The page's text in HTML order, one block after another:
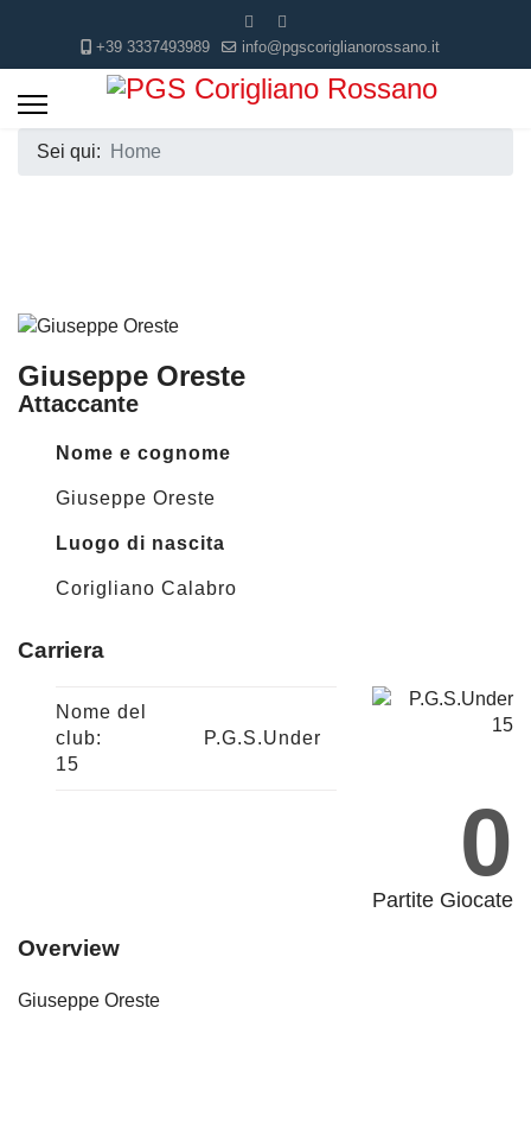
+39 3337493989 info@pgscoriglianorossano.it
Sei qui: Home
Giuseppe Oreste
Attaccante
Nome e cognome
Giuseppe Oreste
Luogo di nascita
Corigliano Calabro
Carriera
Nome del
club:
P.G.S.Under
15
0
Partite Giocate
Overview
Giuseppe Oreste